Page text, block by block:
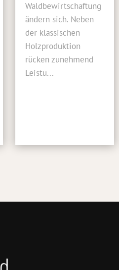
Waldbewirtschaftung
ändern sich. Neben
der klassischen
Holzproduktion
rücken zunehmend
Leistu...